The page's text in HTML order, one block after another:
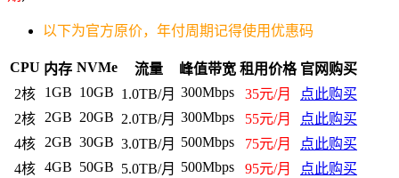
以下为官方原价，年付周期记得使用优惠码
CPU 内存 NVMe 流量 峰值带宽 租用价格 官网购买
2核
1GB 10GB 1.0TB/月 300Mbps 35元/月
点此购买
2核
2GB 20GB 2.0TB/月 300Mbps 55元/月
点此购买
4核
2GB 30GB 3.0TB/月 500Mbps 75元/月
点此购买
4核 4GB 50GB 5.0TB/月 500Mbps 95元/月
点此购买